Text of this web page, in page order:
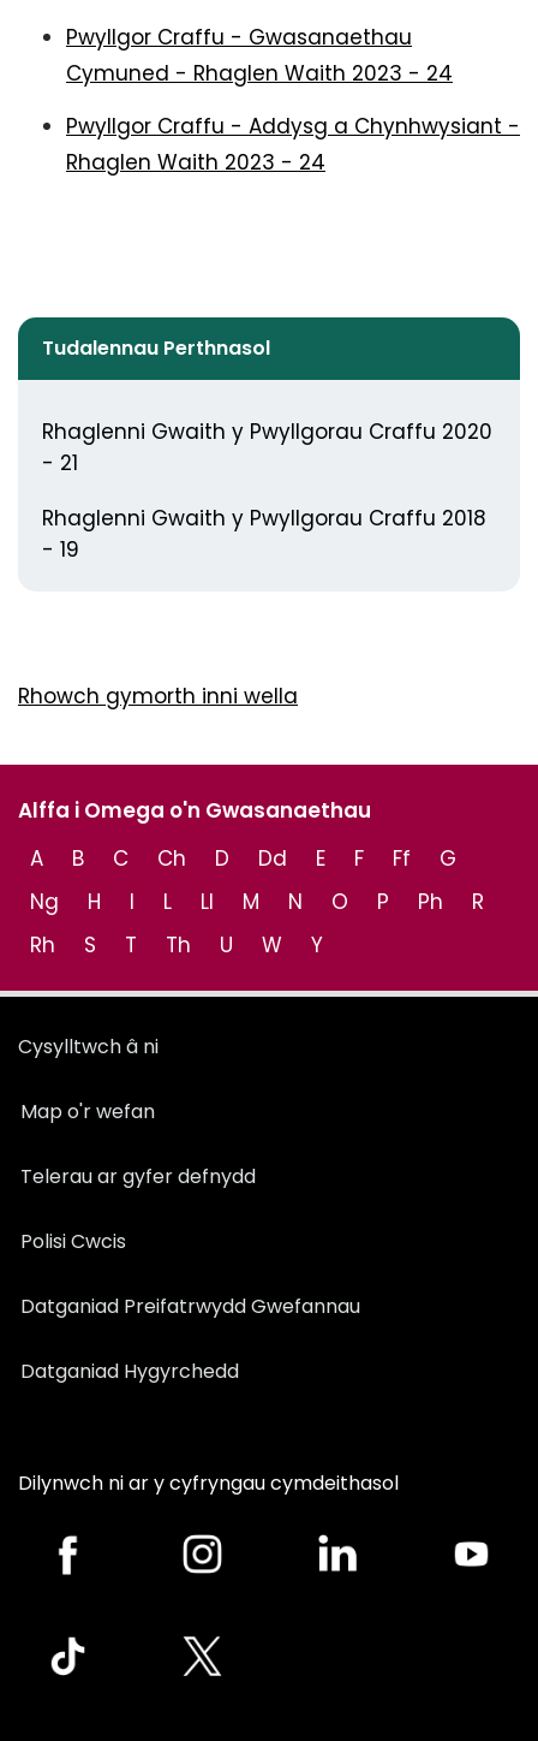
Pwyllgor Craffu - Gwasanaethau
Cymuned - Rhaglen Waith 2023 - 24
Pwyllgor Craffu - Addysg a Chynhwysiant -
Rhaglen Waith 2023 - 24
Tudalennau Perthnasol
Rhaglenni Gwaith y Pwyllgorau Craffu 2020
- 21
Rhaglenni Gwaith y Pwyllgorau Craffu 2018
- 19
Rhowch gymorth inni wella
Alffa i Omega o'n Gwasanaethau
A
B C Ch D Dd E F Ff
G
Ng
H I L Ll M N O P Ph
R
Rh
S T Th U W Y
Cysylltwch â ni
Map o'r wefan
Telerau ar gyfer defnydd
Polisi Cwcis
Datganiad Preifatrwydd Gwefannau
Datganiad Hygyrchedd
Dilynwch ni ar y cyfryngau cymdeithasol